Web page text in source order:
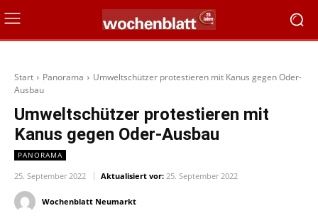
Start Panorama
Umweltschützer protestieren mit Kanus gegen Oder-
Ausbau
Umweltschützer protestieren mit
Kanus gegen Oder-Ausbau
PANORAMA
25. September 2022 Aktualisiert vor: 25. September 2022
Wochenblatt Neumarkt